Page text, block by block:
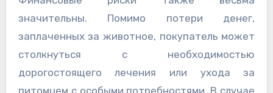
значительны. Помимо потери денег,
заплаченных за животное, покупатель может
столкнуться с необходимостью
дорогостоящего лечения или ухода за
питомцем с особыми потребностями. В случае